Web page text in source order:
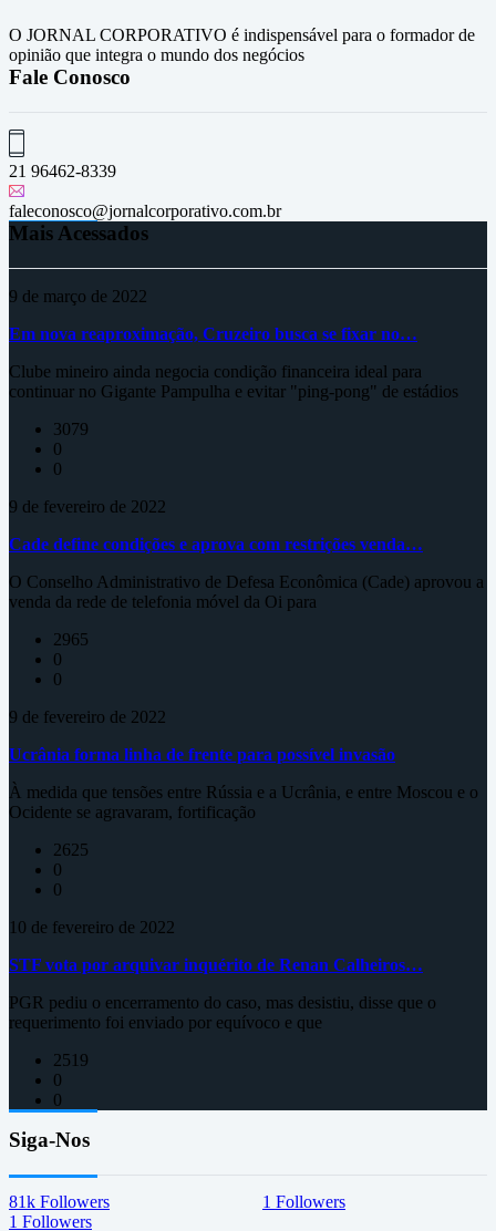
O JORNAL CORPORATIVO é indispensável para o formador de
opinião que integra o mundo dos negócios
Fale Conosco
21 96462-8339
faleconosco@jornalcorporativo.com.br
Mais Acessados
9 de março de 2022
Em nova reaproximação, Cruzeiro busca se fixar no…
Clube mineiro ainda negocia condição financeira ideal para
continuar no Gigante Pampulha e evitar "ping-pong" de estádios
3079
0
0
9 de fevereiro de 2022
Cade define condições e aprova com restrições venda…
O Conselho Administrativo de Defesa Econômica (Cade) aprovou a
venda da rede de telefonia móvel da Oi para
2965
0
0
9 de fevereiro de 2022
Ucrânia forma linha de frente para possível invasão
À medida que tensões entre Rússia e a Ucrânia, e entre Moscou e o
Ocidente se agravaram, fortificação
2625
0
0
10 de fevereiro de 2022
STF vota por arquivar inquérito de Renan Calheiros…
PGR pediu o encerramento do caso, mas desistiu, disse que o
requerimento foi enviado por equívoco e que
2519
0
0
Siga-Nos
81k Followers 1 Followers
1 Followers